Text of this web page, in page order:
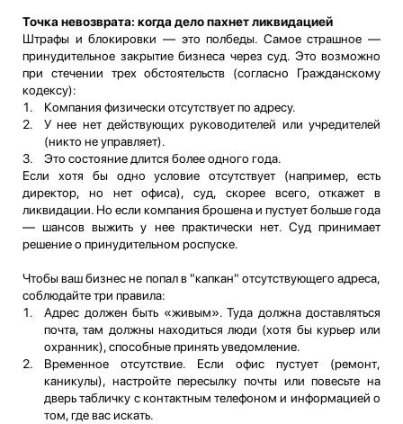
Точка невозврата: когда дело пахнет ликвидацией
Штрафы и блокировки — это полбеды. Самое страшное —
принудительное закрытие бизнеса через суд. Это возможно
при стечении трех обстоятельств (согласно Гражданскому
кодексу):
Компания физически отсутствует по адресу.
У нее нет действующих руководителей или учредителей
(никто не управляет).
Это состояние длится более одного года.
Если хотя бы одно условие отсутствует (например, есть
директор, но нет офиса), суд, скорее всего, откажет в
ликвидации. Но если компания брошена и пустует больше года
— шансов выжить у нее практически нет. Суд принимает
решение о принудительном роспуске.
Чтобы ваш бизнес не попал в "капкан" отсутствующего адреса,
соблюдайте три правила:
Адрес должен быть «живым». Туда должна доставляться
почта, там должны находиться люди (хотя бы курьер или
охранник), способные принять уведомление.
Временное отсутствие. Если офис пустует (ремонт,
каникулы), настройте пересылку почты или повесьте на
дверь табличку с контактным телефоном и информацией о
том, где вас искать.